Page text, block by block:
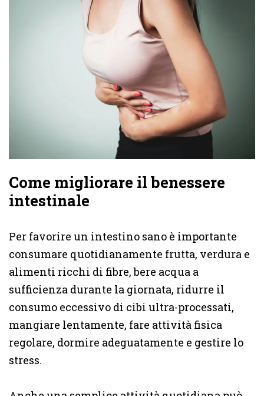
Come migliorare il benessere
intestinale
Per favorire un intestino sano è importante
consumare quotidianamente frutta, verdura e
alimenti ricchi di fibre, bere acqua a
sufficienza durante la giornata, ridurre il
consumo eccessivo di cibi ultra-processati,
mangiare lentamente, fare attività fisica
regolare, dormire adeguatamente e gestire lo
stress.